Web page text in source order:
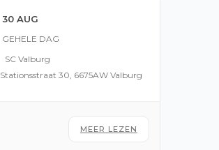
30 AUG
GEHELE DAG
SC Valburg
Stationsstraat 30, 6675AW Valburg
MEER LEZEN